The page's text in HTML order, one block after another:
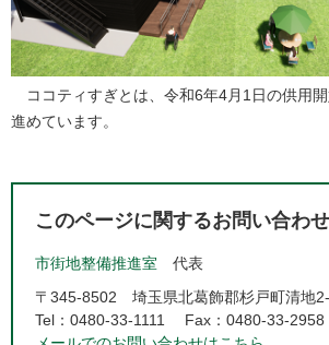
ココティすぎとは、令和6年4月1日の供用
進めています。
このページに関するお問い合わ
市街地整備推進室
代表
〒345-8502
埼玉県北葛飾郡杉戸町清地
Tel：0480-33-1111
Fax：0480-33-2958